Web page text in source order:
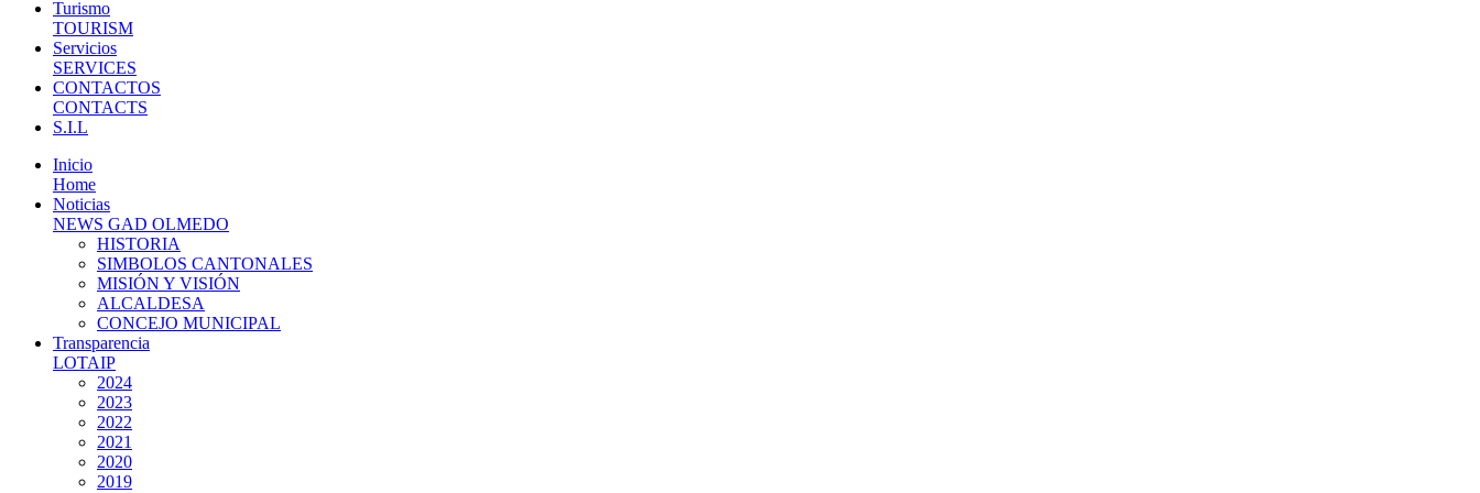
Turismo
TOURISM
Servicios
SERVICES
CONTACTOS
CONTACTS
S.I.L
Inicio
Home
Noticias
NEWS GAD OLMEDO
HISTORIA
SIMBOLOS CANTONALES
MISIÓN Y VISIÓN
ALCALDESA
CONCEJO MUNICIPAL
Transparencia
LOTAIP
2024
2023
2022
2021
2020
2019